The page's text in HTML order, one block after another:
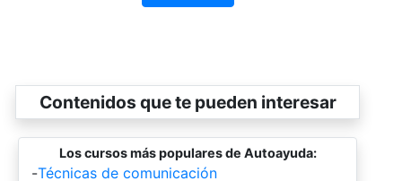
Contenidos que te pueden interesar
Los cursos más populares de Autoayuda:
-Técnicas de comunicación